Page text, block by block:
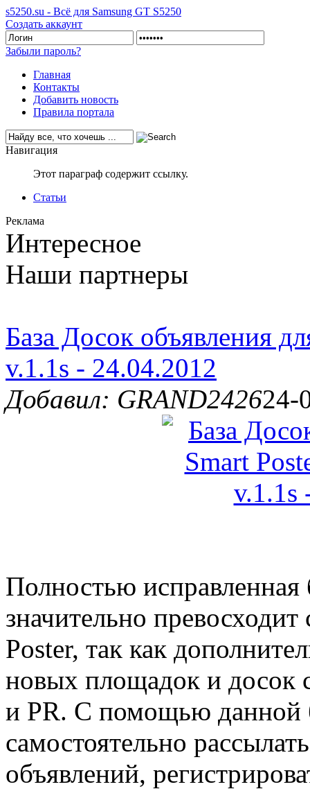
s5250.su - Всё для Samsung GT S5250
Создать аккаунт
Забыли пароль?
Главная
Контакты
Добавить новость
Правила портала
Навигация
Этот параграф содержит ссылку.
Статьи
Реклама
Интересное
Наши партнеры
База Досок объявления
v.1.1s - 24.04.2012
Добавил: GRAND242624-
Полностью исправленная
значительно
Poster, так как
новых площадок и досок
и PR. С помощью данной
самостоятельно
объявлений,